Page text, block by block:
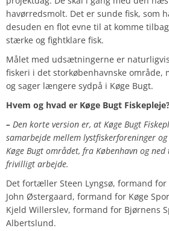
havørredsmolt. Det er sunde fisk, som
desuden en flot evne til at komme
stærke og fightklare fisk.
Målet med udsætningerne er
fiskeri i det storkøbenhavnske område,
og sager længere sydpå i Køge Bugt.
Hvem og hvad er Køge Bugt
– Den korte version er, at Køge Bugt
samarbejde mellem lystfiskerforeninger
Køge Bugt området, fra København og
frivilligt arbejde.
Det fortæller Steen Lyngsø, formand
John Østergaard, formand for Køge
Kjeld Willerslev, formand for Bjørnens
Albertslund.